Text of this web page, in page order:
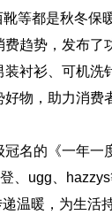
等都是秋冬保
趋势，发布
衬衫、可机洗
物，助力消费
名的《一年一
、ugg、
温暖，为生活持